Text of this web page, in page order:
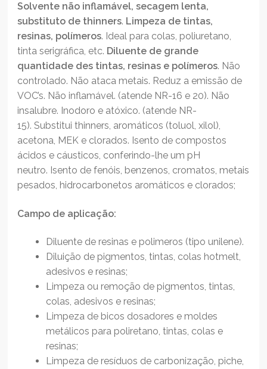
Solvente não inflamável, secagem lenta,
substituto de thinners. Limpeza de tintas,
resinas, polímeros. Ideal para colas, poliuretano,
tinta serigráfica, etc. Diluente de grande
quantidade des tintas, resinas e polímeros. Não
controlado. Não ataca metais. Reduz a emissão de
VOC’s. Não inflamável. (atende NR-16 e 20). Não
insalubre. Inodoro e atóxico. (atende NR-
15). Substitui thinners, aromáticos (toluol, xilol),
acetona, MEK e clorados. Isento de compostos
ácidos e cáusticos, conferindo-lhe um pH
neutro. Isento de fenóis, benzenos, cromatos, metais
pesados, hidrocarbonetos aromáticos e clorados;
Campo de aplicação:
Diluente de resinas e polimeros (tipo unilene).
Diluição de pigmentos, tintas, colas hotmelt,
adesivos e resinas;
Limpeza ou remoção de pigmentos, tintas,
colas, adesivos e resinas;
Limpeza de bicos dosadores e moldes
metálicos para poliretano, tintas, colas e
resinas;
Limpeza de resíduos de carbonização, piche,